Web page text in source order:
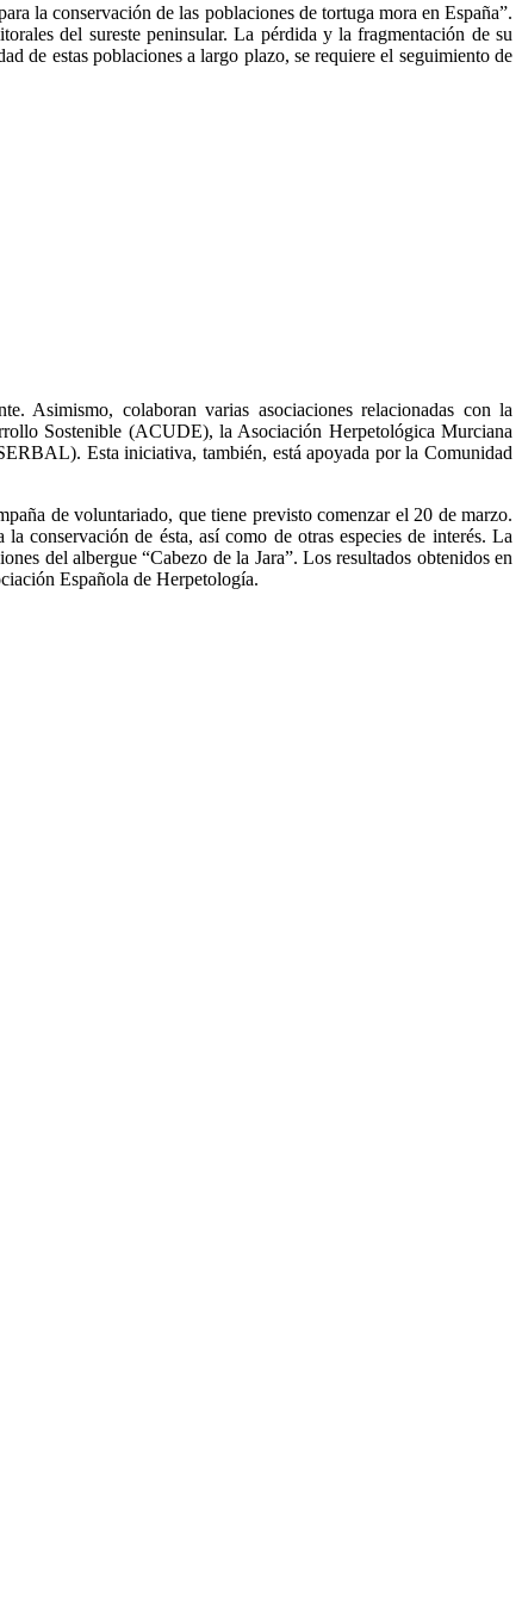
la conservación de las poblaciones de tortuga mora en España”.
del sureste peninsular. La pérdida y la fragmentación de su
de estas poblaciones a largo plazo, se requiere el seguimiento de
Asimismo, colaboran varias asociaciones relacionadas con la
Sostenible (ACUDE), la Asociación Herpetológica Murciana
Esta iniciativa, también, está apoyada por la Comunidad
de voluntariado, que tiene previsto comenzar el 20 de marzo.
conservación de ésta, así como de otras especies de interés. La
del albergue “Cabezo de la Jara”. Los resultados obtenidos en
Española de Herpetología.